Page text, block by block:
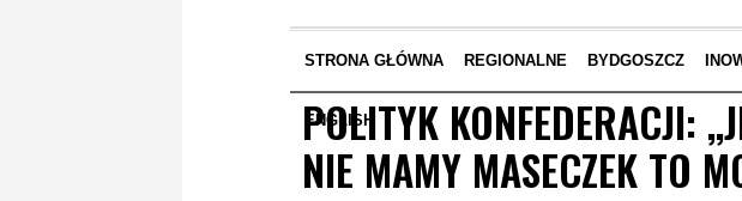
STRONA GŁÓWNA REGIONALNE BYDGOSZCZ
ENGLISH
POLITYK KONFEDERACJI:
NIE MAMY MASECZEK TO